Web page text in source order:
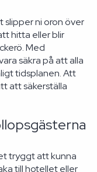
ni oron över
hitta eller blir
Med
säkra på att alla
tidsplanen. Att
att säkerställa
tryggt att kunna
till hotellet eller